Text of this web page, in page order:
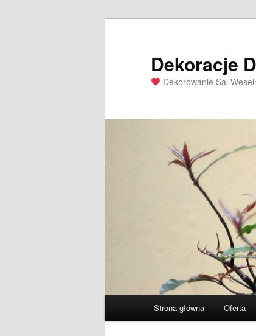
Dekoracje
Dekorowanie Sal
Przeskocz
Przeskocz
Strona główna Oferta